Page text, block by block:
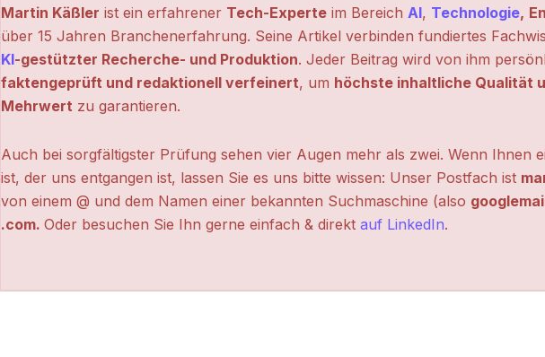
Martin Käßler ist ein erfahrener Tech-Experte im Bereich AI, Technologie,
über 15 Jahren Branchenerfahrung. Seine Artikel verbinden fundiertes
KI-gestützter Recherche- und Produktion. Jeder Beitrag wird von ihm
faktengeprüft und redaktionell verfeinert, um höchste inhaltliche Qualität
Mehrwert zu garantieren.
Auch bei sorgfältigster Prüfung sehen vier Augen mehr als zwei. Wenn Ihnen
ist, der uns entgangen ist, lassen Sie es uns bitte wissen: Unser Postfach ist
von einem @ und dem Namen einer bekannten Suchmaschine (also
.com. Oder besuchen Sie Ihn gerne einfach & direkt auf LinkedIn.